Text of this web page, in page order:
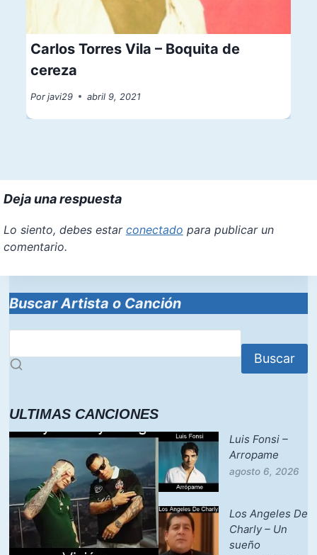
Carlos Torres Vila – Boquita de
cereza
Por javi29 abril 9, 2021
Deja una respuesta
Lo siento, debes estar conectado para publicar un
comentario.
Buscar Artista o Canción
Buscar
ULTIMAS CANCIONES
Luis Fonsi –
Arropame
agosto 6, 2026
Los Angeles De
Charly – Un
sueño